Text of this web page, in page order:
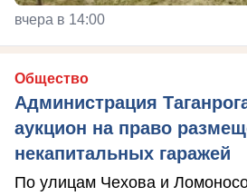
вчера в 14:00
Общество
Администрация
аукцион на право
некапитальных гаражей
По улицам Чехова и